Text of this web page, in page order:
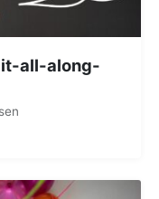
it-all-along-